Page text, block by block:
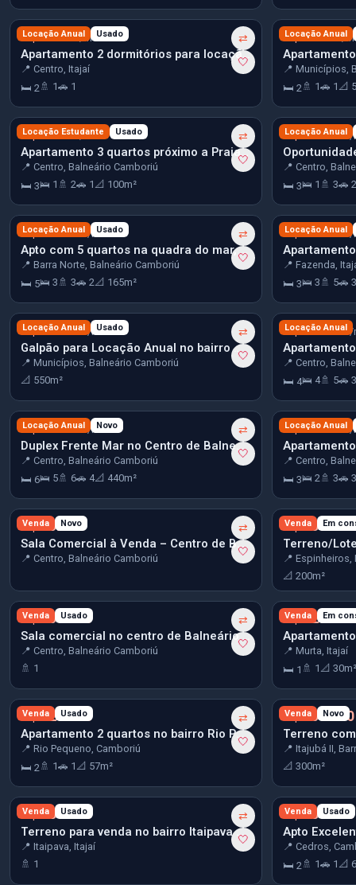
Locação Anual Usado
⇄
🤍
R$ 3.000/mês
Apartamento 2 dormitórios para locação no centro de Itajaí
📍 Centro, Itajaí
🛏 2🚿 1🚗 1
Locação Anual
R$ 3.500/
📍 Municípios,
🛏 2🚿 1🚗 1 📐
Locação Estudante Usado
⇄
🤍
R$ 4.580/mês
Apartamento 3 quartos próximo a Praia Central em Balneário Camboriú
📍 Centro, Balneário Camboriú
🛏 3🛌 1 🚿 2🚗 1 📐 100m²
Locação Anual
R$ 10.000/
📍 Centro,
🛏 3🛌 1 🚿 3🚗 2
Locação Anual Usado
⇄
🤍
R$ 10.500/mês
Apto com 5 quartos na quadra do mar, 2 vagas no centro-norte de BC
📍 Barra Norte, Balneário Camboriú
🛏 5🛌 3 🚿 3🚗 2📐 165m²
Locação Anual
R$ 13.900/
📍 Fazenda,
🛏 3🛌 3 🚿 5🚗 3
Locação Anual Usado
⇄
🤍
R$ 20.000/mês
Galpão para Locação Anual no bairro Municípios em Balneário Camboriú
📍 Municípios, Balneário Camboriú
📐 550m²
Locação Anual
R$ 23.000/
📍 Centro,
🛏 4🛌 4🚿 5🚗 3
Locação Anual Novo
⇄
🤍
R$ 25.000/mês
Duplex Frente Mar no Centro de Balneário Camboriú
📍 Centro, Balneário Camboriú
🛏 6🛌 5🚿 6🚗 4📐 440m²
Locação Anual
R$ 25.000/
📍 Centro,
🛏 3🛌 2🚿 3🚗 3
Venda Novo
⇄
🤍
R$ 80.000
Sala Comercial à Venda – Centro de Balneário Camboriú
📍 Centro, Balneário Camboriú
Venda Em
R$ 235.204
📍 Espinheiros,
📐 200m²
Venda Usado
⇄
🤍
R$ 300.000
Sala comercial no centro de Balneário Camboriú
📍 Centro, Balneário Camboriú
🚿 1
Venda Em
R$ 329.123
📍 Murta, Itajaí
🛏 1 🚿 1 📐 30m²
Venda Usado
⇄
🤍
R$ 329.900
Apartamento 2 quartos no bairro Rio Pequeno em Camboriú
📍 Rio Pequeno, Camboriú
🛏 2🚿 1🚗 1 📐 57m²
Venda Novo
R$ 350.000
📍 Itajubá II,
📐 300m²
Venda Usado
⇄
🤍
R$ 380.000
Terreno para venda no bairro Itaipava em Itajaí
📍 Itaipava, Itajaí
🚿 1
Venda Usado
R$ 385.000
📍 Cedros,
🛏 2🚿 1🚗 1 📐